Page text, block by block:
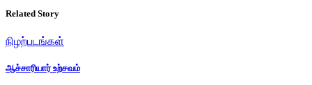
Related Story
நிழற்படங்கள்
ஆச்சாரியார் உற்சவம்